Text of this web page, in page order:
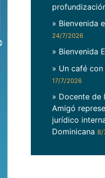
» Bienvenida
24/7/2026
» Bienvenida
» Un café
17/7/2026
» Docente de
Amigó
jurídico
Dominicana 8/